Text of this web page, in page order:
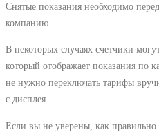
Снятые показания необходимо
компанию.
В некоторых случаях счетчики
который отображает показания по
не нужно переключать тарифы
с дисплея.
Если вы не уверены, как правильно